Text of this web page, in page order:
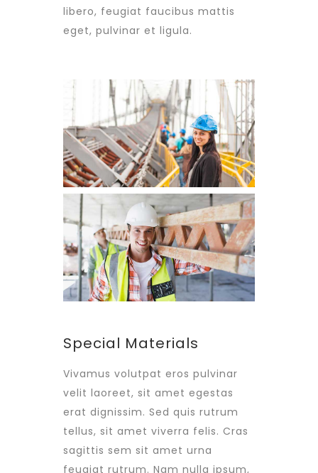
libero, feugiat faucibus mattis
eget, pulvinar et ligula.
Special Materials
Vivamus volutpat eros pulvinar
velit laoreet, sit amet egestas
erat dignissim. Sed quis rutrum
tellus, sit amet viverra felis. Cras
sagittis sem sit amet urna
feugiat rutrum. Nam nulla ipsum,